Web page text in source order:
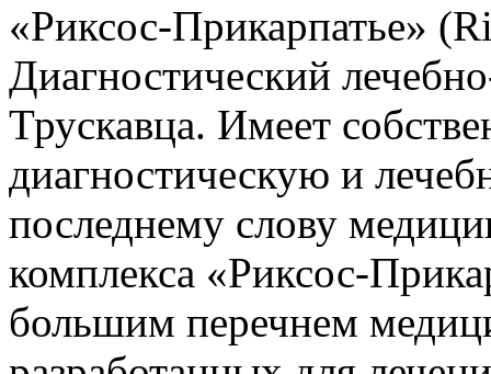
«Риксос-Прикарпатье»
Диагностический
Трускавца. Имеет
диагностическую и
последнему слову
комплекса «Риксос-
большим перечнем